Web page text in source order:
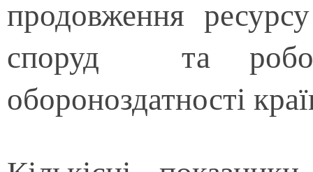
продовження ресурсу
споруд та
обороноздатності